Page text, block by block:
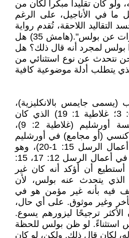
ولو كان تقليداً مبكراً لكان من
في الأناجيل، على الرغم
التقاليد اللاحقة، تُقدم رواية
مختلفة تماماً عن الظهورات عن بولس".(هامش 35) هل
بولس لمجرد أنه قال ذلك؟ هل
نحن نتحدث عن نوع استثنائي من
يتطلب أدلة موضوعية كافية
(يسمى جايمس بالانكليزية)،
شقيق يسوع (مرقس 6: 3؛ غلاطية 1: 19) الذي كان
"عمودًا" من أعمدة كنيسة أورشليم (غلاطية 2: 9)،
(أو مجامع) في أورشليم
(غلاطية 2: 1-10؛ قارن أعمال الرسل 15: 1-20)، وهو
نفس الرجل المشار إليه في أعمال الرسل 12: 17، 15:
لا أستطيع أن أؤكد أنه كان غير
يتحدث عنه بولس، لأن
فيه بأنه غير مؤمن هو في
متأخر وغير موثوق. على أي حال،
ترجيحًا ليزورهم يسوع.
استثناءً. لو ظن بولس للحظة
لكان قال ذلك. ولكن، لو كان